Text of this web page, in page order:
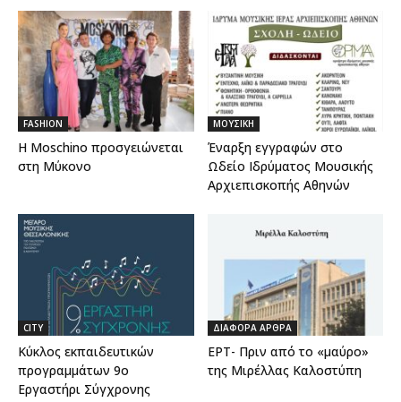
FASHION
H Moschino προσγειώνεται
στη Μύκονο
ΜΟΥΣΙΚΗ
Έναρξη εγγραφών στο
Ωδείο Ιδρύματος Μουσικής
Αρχιεπισκοπής Αθηνών
CITY
Κύκλος εκπαιδευτικών
προγραμμάτων 9ο
Εργαστήρι Σύγχρονης
ΔΙΑΦΟΡΑ ΑΡΘΡΑ
ΕΡΤ- Πριν από το «μαύρο»
της Μιρέλλας Καλοστύπη